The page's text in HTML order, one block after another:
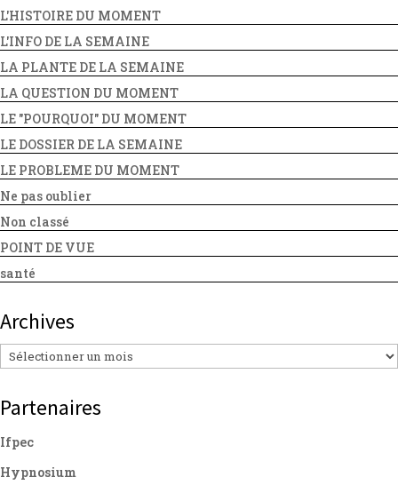
L'HISTOIRE DU MOMENT
L'INFO DE LA SEMAINE
LA PLANTE DE LA SEMAINE
LA QUESTION DU MOMENT
LE "POURQUOI" DU MOMENT
LE DOSSIER DE LA SEMAINE
LE PROBLEME DU MOMENT
Ne pas oublier
Non classé
POINT DE VUE
santé
Archives
Archives
Partenaires
Ifpec
Hypnosium